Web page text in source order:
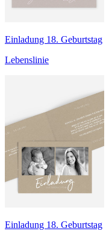
Einladung 18. Geburtstag
Lebenslinie
Einladung 18. Geburtstag